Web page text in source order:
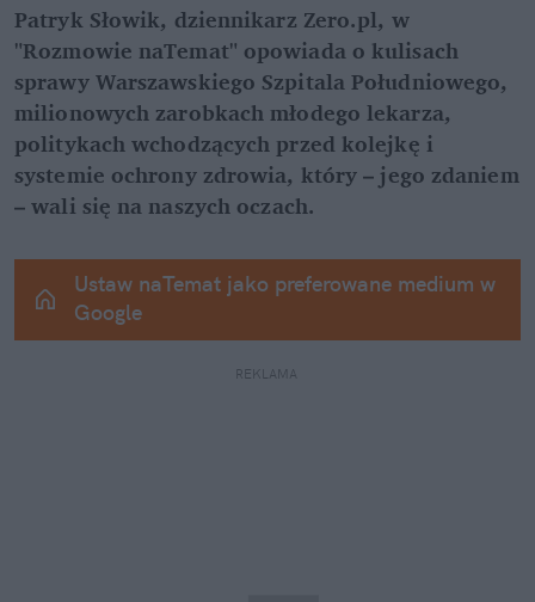
Patryk Słowik, dziennikarz Zero.pl, w
"Rozmowie naTemat" opowiada o kulisach
sprawy Warszawskiego Szpitala Południowego,
milionowych zarobkach młodego lekarza,
politykach wchodzących przed kolejkę i
systemie ochrony zdrowia, który – jego zdaniem
– wali się na naszych oczach.
Ustaw naTemat jako preferowane medium w
Google
REKLAMA